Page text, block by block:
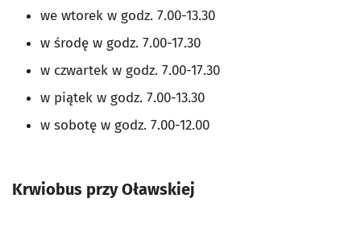
we wtorek w godz. 7.00-13.30
w środę w godz. 7.00-17.30
w czwartek w godz. 7.00-17.30
w piątek w godz. 7.00-13.30
w sobotę w godz. 7.00-12.00
Krwiobus przy Oławskiej